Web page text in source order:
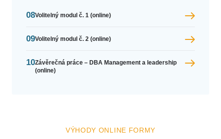
08Volitelný modul č. 1 (online)
09Volitelný modul č. 2 (online)
10Závěrečná práce – DBA Management a leadership
(online)
VÝHODY ONLINE FORMY